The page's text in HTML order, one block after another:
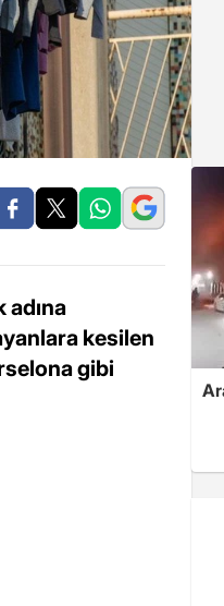
kesilen
gibi